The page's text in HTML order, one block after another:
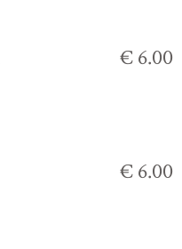
€ 6.00
€ 6.00